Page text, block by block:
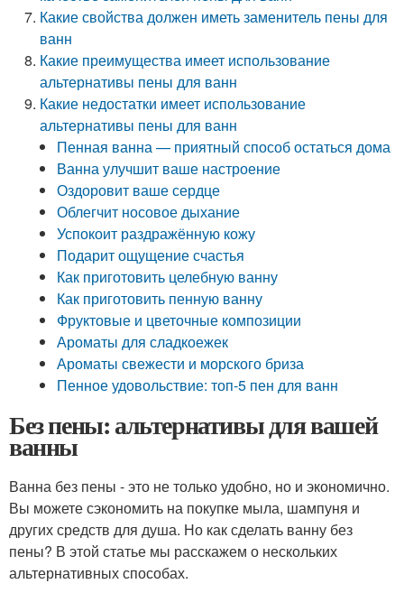
Какие свойства должен иметь заменитель пены для
ванн
Какие преимущества имеет использование
альтернативы пены для ванн
Какие недостатки имеет использование
альтернативы пены для ванн
Пенная ванна — приятный способ остаться дома
Ванна улучшит ваше настроение
Оздоровит ваше сердце
Облегчит носовое дыхание
Успокоит раздражённую кожу
Подарит ощущение счастья
Как приготовить целебную ванну
Как приготовить пенную ванну
Фруктовые и цветочные композиции
Ароматы для сладкоежек
Ароматы свежести и морского бриза
Пенное удовольствие: топ-5 пен для ванн
Без пены: альтернативы для вашей
ванны
Ванна без пены - это не только удобно, но и экономично.
Вы можете сэкономить на покупке мыла, шампуня и
других средств для душа. Но как сделать ванну без
пены? В этой статье мы расскажем о нескольких
альтернативных способах.